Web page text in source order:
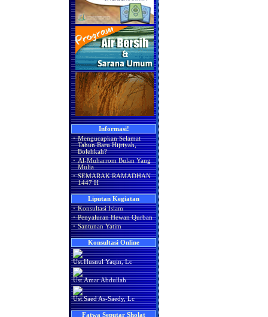
Informasi!
· Mengucapkan Selamat
Tahun Baru Hijriyah,
Bolehkah?
· Al-Muharrom Bulan Yang
Mulia
· SEMARAK RAMADHAN
1447 H
Liputan Kegiatan
· Konsultasi Islam
· Penyaluran Hewan Qurban
· Santunan Yatim
Konsultasi Online
Ust.Husnul Yaqin, Lc
Ust.Amar Abdullah
Ust.Saed As-Saedy, Lc
Fatwa Seputar Sholat